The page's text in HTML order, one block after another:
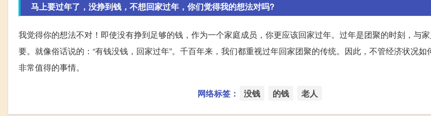
马上要过年了，没挣到钱，不想回家过年，你们觉得我的想法对吗?
我觉得你的想法不对！即使没有挣到足够的钱，作为一个家庭成员，你更应该回家过年。过年是团聚的时刻，与
要。就像俗话说的：“有钱没钱，回家过年”。千百年来，我们都重视过年回家团聚的传统。因此，不管经济状况
非常值得的事情。
网络标签： 没钱 的钱 老人